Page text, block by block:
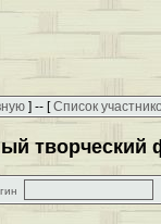
] -- [Список
творческий